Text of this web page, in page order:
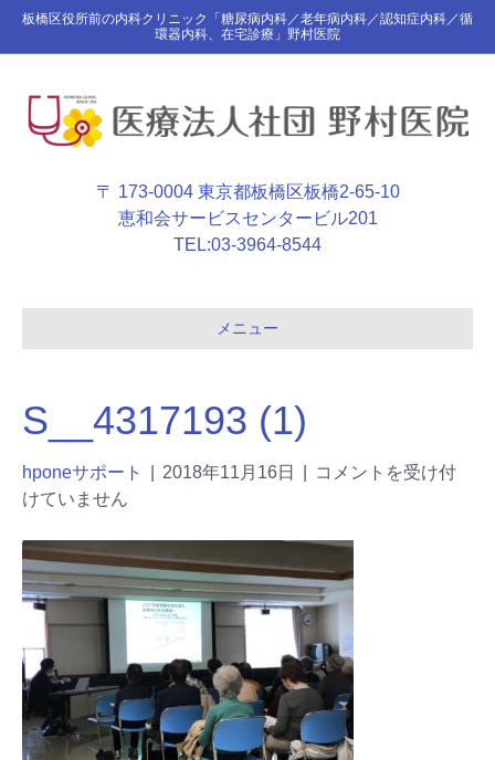
板橋区役所前の内科クリニック「糖尿病内科／老年病内科／認知症内科／循
環器内科、在宅診療」野村医院
〒 173-0004 東京都板橋区板橋2-65-10
恵和会サービスセンタービル201
TEL:03-3964-8544
メニュー
S__4317193 (1)
hponeサポート 2018年11月16日
コメントを受け付
けていません